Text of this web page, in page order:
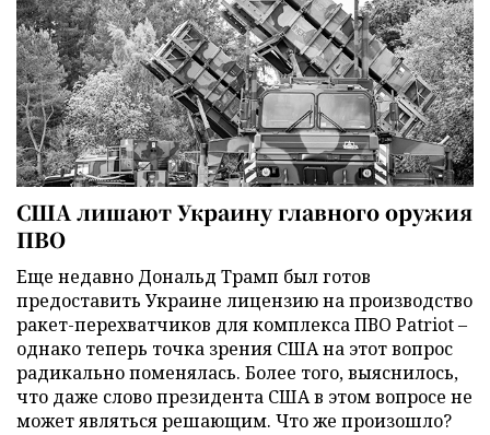
США лишают Украину главного оружия
ПВО
Еще недавно Дональд Трамп был готов
предоставить Украине лицензию на производство
ракет-перехватчиков для комплекса ПВО Patriot –
однако теперь точка зрения США на этот вопрос
радикально поменялась. Более того, выяснилось,
что даже слово президента США в этом вопросе не
может являться решающим. Что же произошло?